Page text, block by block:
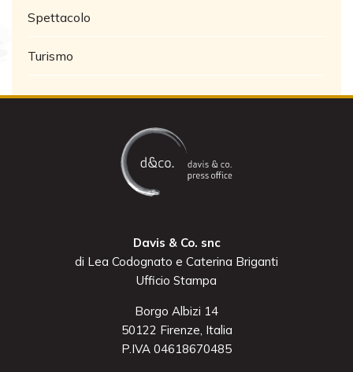
Spettacolo
Turismo
Davis & Co. snc
di Lea Codognato e Caterina Briganti
Ufficio Stampa
Borgo Albizi 14
50122 Firenze, Italia
P.IVA 04618670485